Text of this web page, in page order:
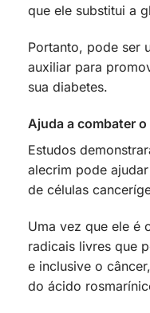
que ele substitui a
Portanto, pode ser
auxiliar para
sua diabetes.
Ajuda a combater
Estudos
alecrim pode
de células
Uma vez que ele é
radicais livres que
e inclusive o
do ácido